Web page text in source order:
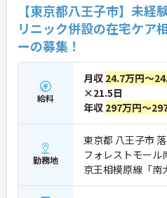
【東京都八王子市】未
リニック併設の在宅ケア
ーの募集！
給料
月収 24.7万円～
×21.5日
年収 297万円～
勤務地
東京都 八王子市
フォレストモール
京王相模原線「南